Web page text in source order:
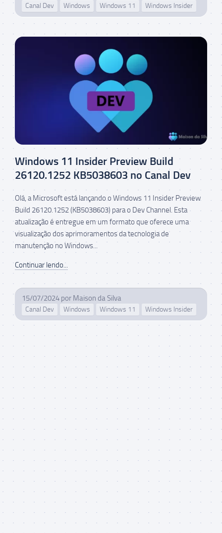
Canal Dev Windows Windows 11 Windows Insider
Windows 11 Insider Preview Build
26120.1252 KB5038603 no Canal Dev
Olá, a Microsoft está lançando o Windows 11 Insider Preview
Build 26120.1252 (KB5038603) para o Dev Channel. Esta
atualização é entregue em um formato que oferece uma
visualização dos aprimoramentos da tecnologia de
manutenção no Windows...
Continuar lendo...
15/07/2024 por Maison da Silva
Canal Dev Windows Windows 11 Windows Insider